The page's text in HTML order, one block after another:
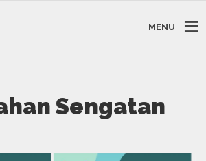
MENU
Sengatan